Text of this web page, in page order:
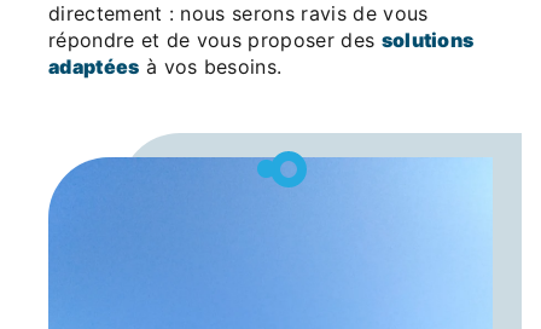
directement : nous serons ravis de vous
répondre et de vous proposer des solutions
adaptées à vos besoins.